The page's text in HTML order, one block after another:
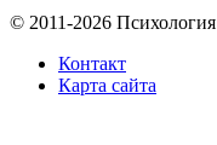
© 2011-2026
Контакт
Карта сайта